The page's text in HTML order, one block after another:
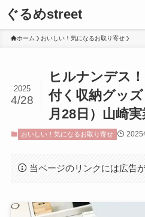
ぐるめstreet
ホーム おいしい！気になるお取り寄せ
ヒルナンデス
付く収納グッ
月28日）山崎実
2025
4/28
おいしい！気になるお取り寄せ 2025
当ページのリンクには広告